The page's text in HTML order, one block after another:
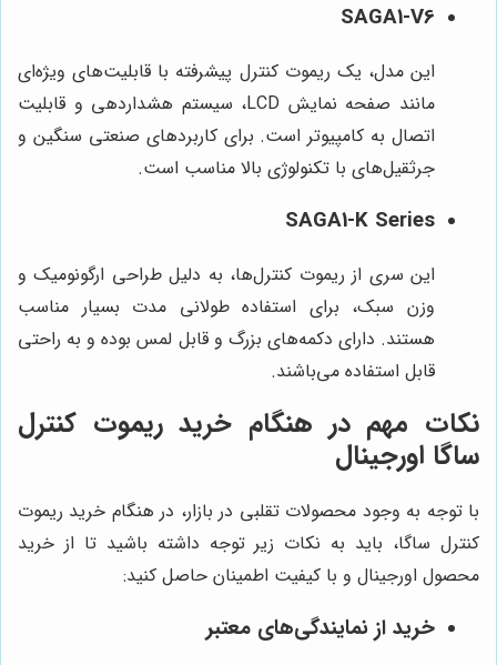
SAGA1-V6
این مدل، یک ریموت کنترل پیشرفته با قابلیت‌های ویژه‌ای
مانند صفحه نمایش LCD، سیستم هشداردهی و قابلیت
اتصال به کامپیوتر است. برای کاربردهای صنعتی سنگین و
جرثقیل‌های با تکنولوژی بالا مناسب است.
SAGA1-K Series
این سری از ریموت کنترل‌ها، به دلیل طراحی ارگونومیک و
وزن سبک، برای استفاده طولانی مدت بسیار مناسب
هستند. دارای دکمه‌های بزرگ و قابل لمس بوده و به راحتی
قابل استفاده می‌باشند.
نکات مهم در هنگام خرید ریموت کنترل
ساگا اورجینال
با توجه به وجود محصولات تقلبی در بازار، در هنگام خرید ریموت
کنترل ساگا، باید به نکات زیر توجه داشته باشید تا از خرید
محصول اورجینال و با کیفیت اطمینان حاصل کنید:
خرید از نمایندگی‌های معتبر